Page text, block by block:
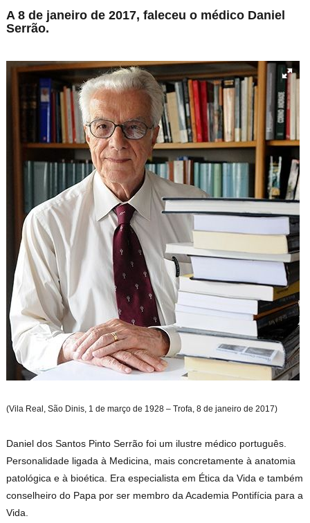
A 8 de janeiro de 2017, faleceu o médico Daniel
Serrão.
(Vila Real, São Dinis, 1 de março de 1928 – Trofa, 8 de janeiro de 2017)
Daniel dos Santos Pinto Serrão foi um ilustre médico português.
Personalidade ligada à Medicina, mais concretamente à anatomia
patológica e à bioética. Era especialista em Ética da Vida e também
conselheiro do Papa por ser membro da Academia Pontifícia para a
Vida.